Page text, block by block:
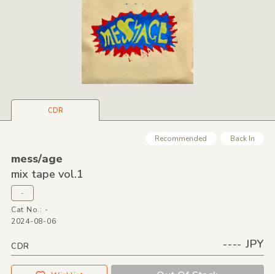
CDR
Recommended Back In
mess/age
mix tape vol.1
-
Cat No.: -
2024-08-06
CDR ---- JPY